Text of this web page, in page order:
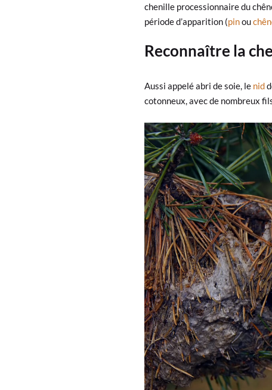
chenille processionnaire du
période d’apparition (pinou
Reconnaître la
Aussi appelé abri de soie, le nid
cotonneux, avec de nombreux